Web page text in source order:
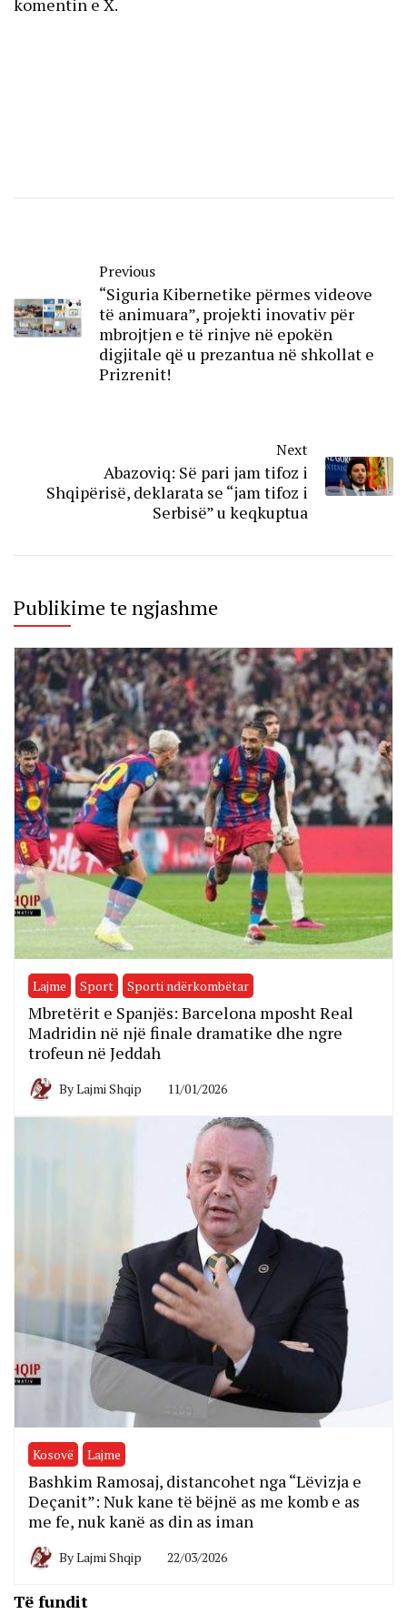
komentin e X.
Previous
“Siguria Kibernetike përmes videove
të animuara”, projekti inovativ për
mbrojtjen e të rinjve në epokën
digjitale që u prezantua në shkollat e
Prizrenit!
Next
Abazoviq: Së pari jam tifoz i
Shqipërisë, deklarata se “jam tifoz i
Serbisë” u keqkuptua
Publikime te ngjashme
Lajme Sport Sporti ndërkombëtar
Mbretërit e Spanjës: Barcelona mposht Real
Madridin në një finale dramatike dhe ngre
trofeun në Jeddah
ByLajmi Shqip 11/01/2026
Kosovë Lajme
Bashkim Ramosaj, distancohet nga “Lëvizja e
Deçanit”: Nuk kane të bëjnë as me komb e as
me fe, nuk kanë as din as iman
ByLajmi Shqip 22/03/2026
Të fundit